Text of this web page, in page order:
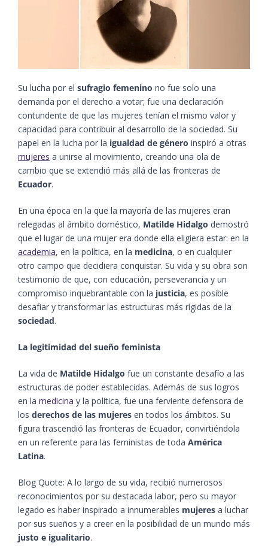
Su lucha por el sufragio femenino no fue solo una
demanda por el derecho a votar; fue una declaración
contundente de que las mujeres tenían el mismo valor y
capacidad para contribuir al desarrollo de la sociedad. Su
papel en la lucha por la igualdad de género inspiró a otras
mujeres a unirse al movimiento, creando una ola de
cambio que se extendió más allá de las fronteras de
Ecuador.
En una época en la que la mayoría de las mujeres eran
relegadas al ámbito doméstico, Matilde Hidalgo demostró
que el lugar de una mujer era donde ella eligiera estar: en la
academia, en la política, en la medicina, o en cualquier
otro campo que decidiera conquistar. Su vida y su obra son
testimonio de que, con educación, perseverancia y un
compromiso inquebrantable con la justicia, es posible
desafiar y transformar las estructuras más rígidas de la
sociedad.
La legitimidad del sueño feminista
La vida de Matilde Hidalgo fue un constante desafío a las
estructuras de poder establecidas. Además de sus logros
en la medicina y la política, fue una ferviente defensora de
los derechos de las mujeres en todos los ámbitos. Su
figura trascendió las fronteras de Ecuador, convirtiéndola
en un referente para las feministas de toda América
Latina.
Blog Quote: A lo largo de su vida, recibió numerosos
reconocimientos por su destacada labor, pero su mayor
legado es haber inspirado a innumerables mujeres a luchar
por sus sueños y a creer en la posibilidad de un mundo más
justo e igualitario.